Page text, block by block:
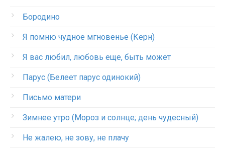
Бородино
Я помню чудное мгновенье (Керн)
Я вас любил, любовь еще, быть может
Парус (Белеет парус одинокий)
Письмо матери
Зимнее утро (Мороз и солнце; день чудесный)
Не жалею, не зову, не плачу